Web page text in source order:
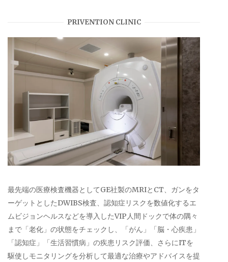
PRIVENTION CLINIC
最先端の医療検査機器としてGE社製のMRIとCT、ガンをタ
ーゲットとしたDWIBS検査、認知症リスクを数値化するエ
ムビジョンヘルスなどを導入したVIP人間ドックで体の隅々
まで「老化」の状態をチェックし、「がん」「脳・心疾患」
「認知症」「生活習慣病」の疾患リスク評価、さらにITを
駆使しモニタリングを分析して最適な治療やアドバイスを提